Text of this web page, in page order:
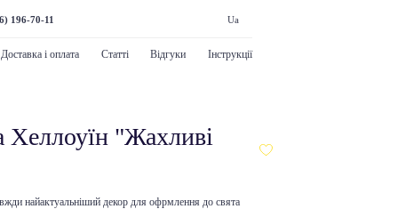
196-70-11 Ua
Доставка і оплата Статті Відгуки Інструкції
Хеллоуїн "Жахливі
найактуальніший декор для офрмлення до свята